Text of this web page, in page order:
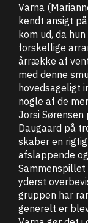
Varna
kendt ansigt
kom ud, da
forskellige
årrække af
med denne
hovedsageligt
nogle af de
Jorsi Sørensen
Daugaard på
skaber en
afslappende
Sammenspillet
yderst
gruppen har
generelt er